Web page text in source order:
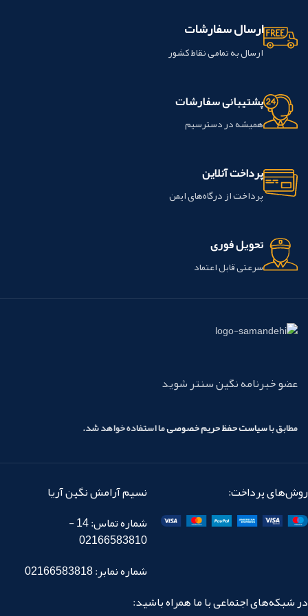
ارسال سفارشات
ارسال به تمامی نقاط کشور
پشتیبانی سفارشات
همیشه در دسترسیم
پرداخت آنلاین
پرداخت از درگاه‌های ایمن
تحویل فوری
سرعتی قابل اعتماد
عضو خبرنامه نگین سنتر شوید
مطابق باسیاست حفظ حریم خصوصیما استفاده خواهد شد.
روش‌های پرداخت:
نسیم آرامش نگین آریا
شماره تماس: 14 -
02166583810
شماره نمابر: 02166583818
در شبکه‌های اجتماعی با ما همراه باشید: